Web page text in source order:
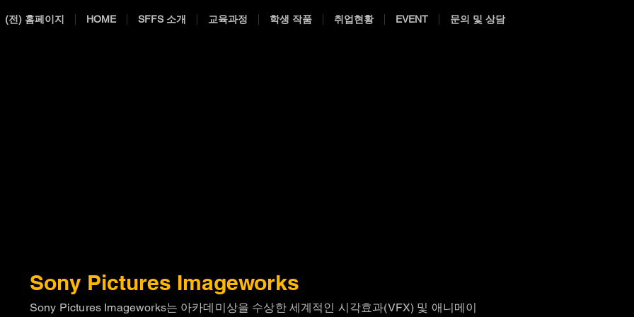
(전) 홈페이지 HOME SFFS 소개 교육과정 학생 작품 취업현황 EVENT 문의 및 상담
Sony Pictures Imageworks
Sony Pictures Imageworks는 아카데미상을 수상한 세계적인 시각효과(VFX) 및 애니메이